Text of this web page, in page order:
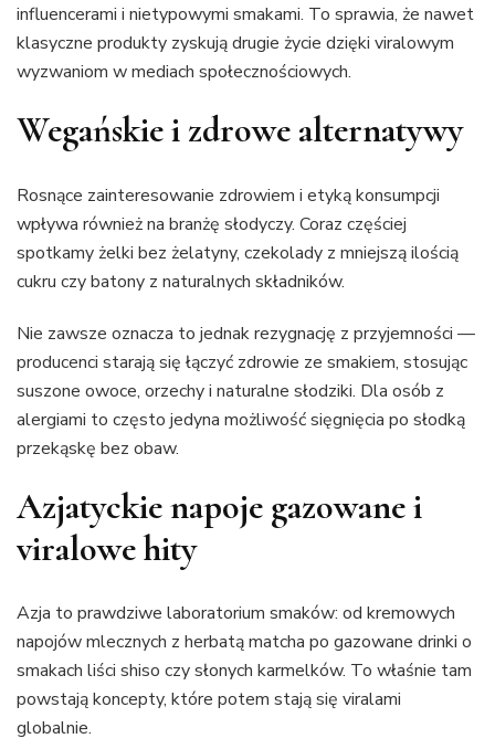
influencerami i nietypowymi smakami. To sprawia, że nawet
klasyczne produkty zyskują drugie życie dzięki viralowym
wyzwaniom w mediach społecznościowych.
Wegańskie i zdrowe alternatywy
Rosnące zainteresowanie zdrowiem i etyką konsumpcji
wpływa również na branżę słodyczy. Coraz częściej
spotkamy żelki bez żelatyny, czekolady z mniejszą ilością
cukru czy batony z naturalnych składników.
Nie zawsze oznacza to jednak rezygnację z przyjemności —
producenci starają się łączyć zdrowie ze smakiem, stosując
suszone owoce, orzechy i naturalne słodziki. Dla osób z
alergiami to często jedyna możliwość sięgnięcia po słodką
przekąskę bez obaw.
Azjatyckie napoje gazowane i
viralowe hity
Azja to prawdziwe laboratorium smaków: od kremowych
napojów mlecznych z herbatą matcha po gazowane drinki o
smakach liści shiso czy słonych karmelków. To właśnie tam
powstają koncepty, które potem stają się viralami
globalnie.